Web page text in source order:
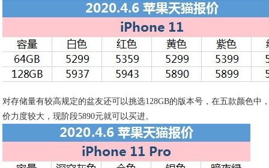
对存储量有较高规定的盆友还可以挑选128GB的版本号，在五款颜色中
价力度较大，现阶段5890元就可以买进。